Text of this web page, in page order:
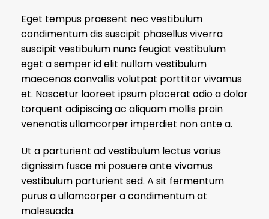
Eget tempus praesent nec vestibulum
condimentum dis suscipit phasellus viverra
suscipit vestibulum nunc feugiat vestibulum
eget a semper id elit nullam vestibulum
maecenas convallis volutpat porttitor vivamus
et. Nascetur laoreet ipsum placerat odio a dolor
torquent adipiscing ac aliquam mollis proin
venenatis ullamcorper imperdiet non ante a.
Ut a parturient ad vestibulum lectus varius
dignissim fusce mi posuere ante vivamus
vestibulum parturient sed. A sit fermentum
purus a ullamcorper a condimentum at
malesuada.